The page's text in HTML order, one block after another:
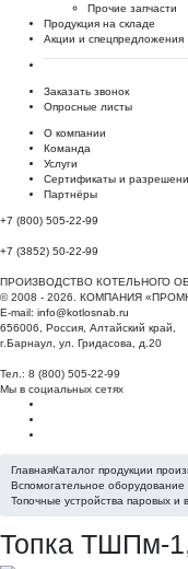
Прочие запчасти
Продукция на складе
Акции и спецпредложения
Заказать звонок
Опросные листы
О компании
Команда
Услуги
Сертификаты и
Партнёры
+7 (800) 505-22-99
+7 (3852) 50-22-99
ПРОИЗВОДСТВО КОТЕЛЬНОГО
© 2008 - 2026. КОМПАНИЯ
E-mail: info@kotlosnab.ru
656006
Россия Алтайский край
г.Барнаул ул. Гридасова, д.20
Тел.: 8 (800) 505-22-99
Мы в социальных сетях
ГлавнаяКаталог продукции
Вспомогательное оборудование
Топочные устройства паровых и
Топка ТШПм-